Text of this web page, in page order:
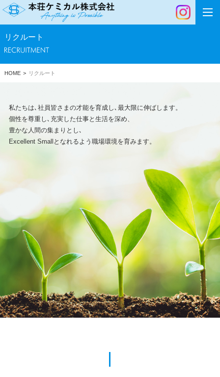
JP EN
リクルート
HOME リクルート
私たちは､社員皆さまの才能を育成し､最大限に伸ばします。
個性を尊重し､充実した仕事と生活を深め、
豊かな人間の集まりとし､
Excellent Smallとなれるよう職場環境を育みます。